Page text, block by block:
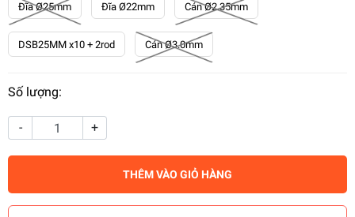
Đĩa Ø25mm Đĩa Ø22mm Cán Ø2.35mm
DSB25MM x10 + 2rod Cán Ø3.0mm
Số lượng:
- +
THÊM VÀO GIỎ HÀNG